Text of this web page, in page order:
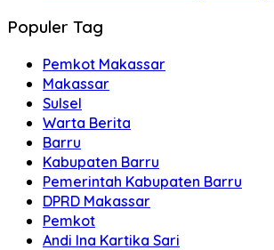
Populer Tag
Pemkot Makassar
Makassar
Sulsel
Warta Berita
Barru
Kabupaten Barru
Pemerintah Kabupaten Barru
DPRD Makassar
Pemkot
Andi Ina Kartika Sari